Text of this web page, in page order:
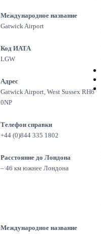
Международное название
Gatwick Airport
Код ИАТА
LGW
Адрес
Gatwick Airport, West Sussex RH6
0NP
Телефон справки
+44 (0)844 335 1802
Расстояние до Лондона
– 46 км южнее Лондона
Международное название